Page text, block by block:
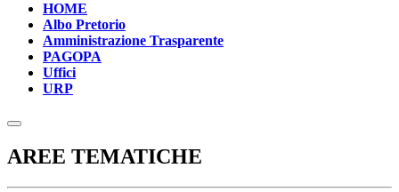
HOME
Albo Pretorio
Amministrazione Trasparente
PAGOPA
Uffici
URP
AREE TEMATICHE